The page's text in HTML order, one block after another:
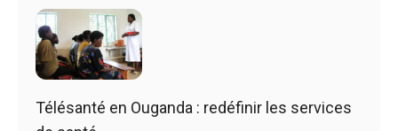
Télésanté en Ouganda : redéfinir les services